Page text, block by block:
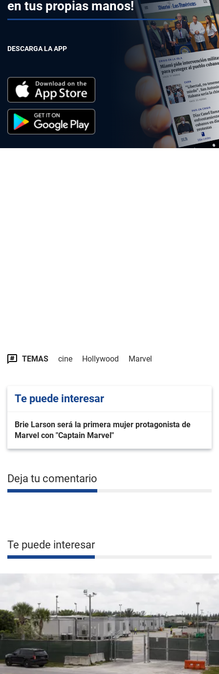
en tus propias manos!
DESCARGA LA APP
TEMAS cine Hollywood Marvel
Te puede interesar
Brie Larson será la primera mujer protagonista de
Marvel con "Captain Marvel"
Deja tu comentario
Te puede interesar